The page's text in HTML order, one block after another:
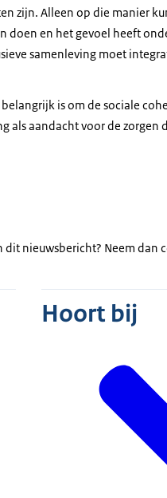
zijn. Alleen op die manier
doen en het gevoel heeft
samenleving moet
is om de sociale
aandacht voor de zorgen
nieuwsbericht? Neem dan
Hoort bij